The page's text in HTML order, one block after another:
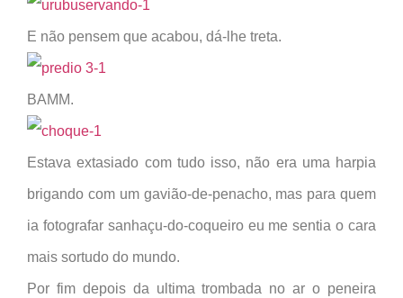
E não pensem que acabou, dá-lhe treta.
BAMM.
Estava extasiado com tudo isso, não era uma harpia
brigando com um gavião-de-penacho, mas para quem
ia fotografar sanhaçu-do-coqueiro eu me sentia o cara
mais sortudo do mundo.
Por fim depois da ultima trombada no ar o peneira